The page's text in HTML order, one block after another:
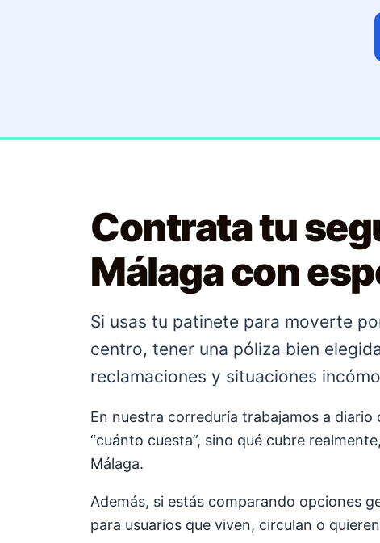
Contrata tu
Málaga con
Si usas tu patinete para moverte
centro, tener una póliza bien
reclamaciones y situaciones
En nuestra correduría trabajamos a
“cuánto cuesta”, sino qué cubre
Málaga.
Además, si estás comparando opciones
para usuarios que viven, circulan o